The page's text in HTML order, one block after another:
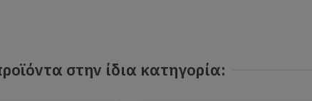
στην ίδια κατηγορία: